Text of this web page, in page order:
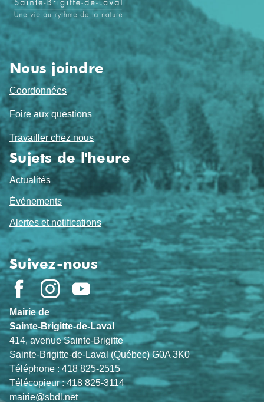
pied
de
page
Nous joindre
Coordonnées
Foire aux questions
Travailler chez nous
Sujets de l'heure
Actualités
Événements
Alertes et notifications
Suivez-nous
Mairie de
Sainte-Brigitte-de-Laval
414, avenue Sainte-Brigitte
Sainte-Brigitte-de-Laval (Québec) G0A 3K0
Téléphone : 418 825-2515
Télécopieur : 418 825-3114
mairie@sbdl.net